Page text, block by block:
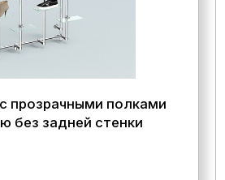
прозрачными полками
без задней стенки